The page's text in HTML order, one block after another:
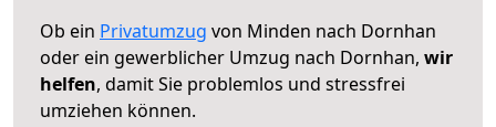
Ob ein Privatumzug von Minden nach Dornhan
oder ein gewerblicher Umzug nach Dornhan, wir
helfen, damit Sie problemlos und stressfrei
umziehen können.